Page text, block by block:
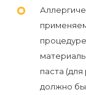
Рекомендации
уходупаста (для
должно